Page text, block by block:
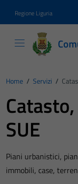
Regione Liguria
Home / Servizi /
SUE
Piani urbanistici,
immobili, case,